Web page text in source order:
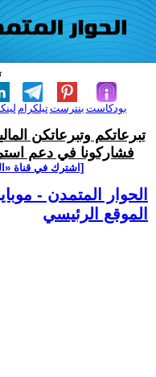
تيلكرامبنترست بودكاست
تبرعاتكم وتبرعاتكن
فشاركونا في دعم
[اشترك في قناة
الحوار المتمدن -
الموقع الرئيسي